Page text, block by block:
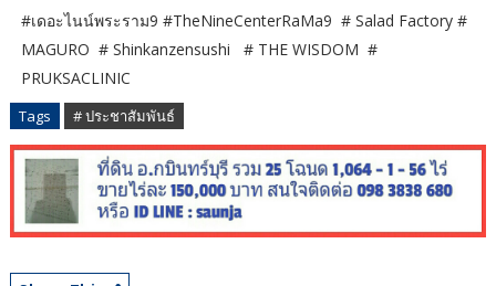
#เดอะไนน์พระราม9 #TheNineCenterRaMa9 # Salad Factory #
MAGURO # Shinkanzensushi # THE WISDOM #
PRUKSACLINIC
Tags # ประชาสัมพันธ์